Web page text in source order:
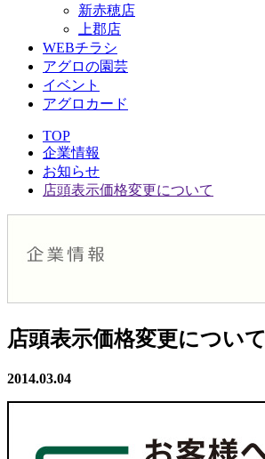
新赤穂店
上郡店
WEBチラシ
アグロの園芸
イベント
アグロカード
TOP
企業情報
お知らせ
店頭表示価格変更について
店頭表示価格変更について
2014.03.04